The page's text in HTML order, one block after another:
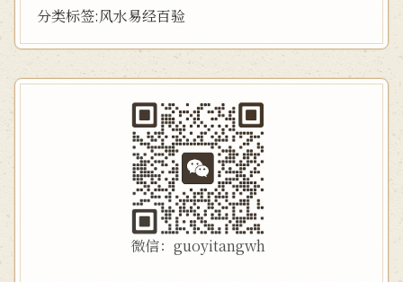
分类标签:风水易经百验
微信：guoyitangwh